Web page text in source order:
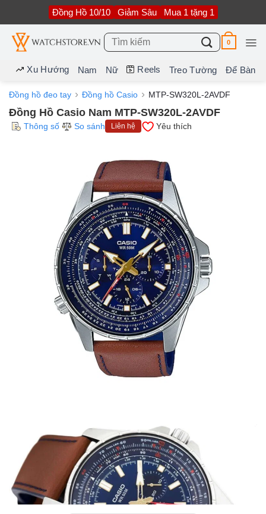
nội
dung
Đồng Hồ 10/10 Giảm Sâu Mua 1 tặng 1
Tìm
kiếm:
0
Xu Hướng Nam Nữ Reels Treo Tường Để Bàn
Đồng hồ đeo tay Đồng hồ Casio MTP-SW320L-2AVDF
Đồng Hồ Casio Nam MTP-SW320L-2AVDF
Thông số So sánh Liên hệ Yêu thích